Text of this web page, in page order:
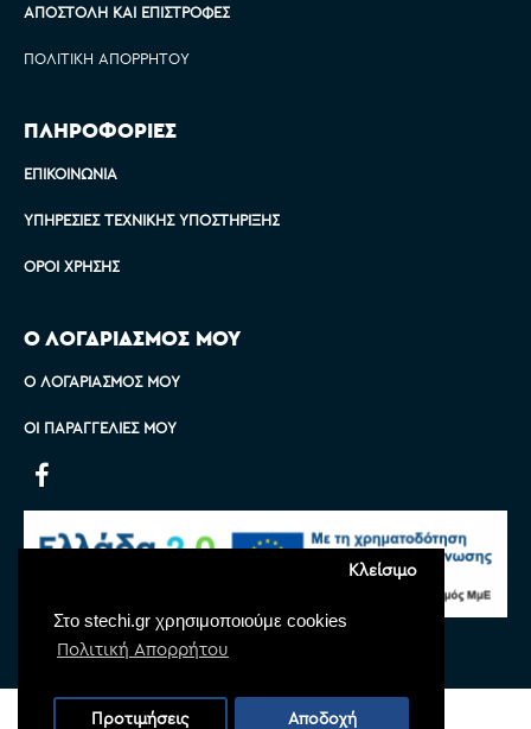
Στο stechi.gr χρησιμοποιούμε cookies
Πολιτική Απορρήτου
Κλείσιμο
Προτιμήσεις Αποδοχή
ΑΠΟΣΤΟΛΉ ΚΑΙ ΕΠΙΣΤΡΟΦΈΣ
ΠΟΛΙΤΙΚΉ ΑΠΟΡΡΉΤΟΥ
ΠΛΗΡΟΦΟΡΙΕΣ
ΕΠΙΚΟΙΝΩΝΊΑ
ΥΠΗΡΕΣΊΕΣ ΤΕΧΝΙΚΉΣ ΥΠΟΣΤΉΡΙΞΗΣ
ΌΡΟΙ ΧΡΉΣΗΣ
Ο ΛΟΓΑΡΙΑΣΜΟΣ ΜΟΥ
Ο ΛΟΓΑΡΙΑΣΜΌΣ ΜΟΥ
ΟΙ ΠΑΡΑΓΓΕΛΊΕΣ ΜΟΥ
Copyright © 2022 Stechi, All Rights Reserved